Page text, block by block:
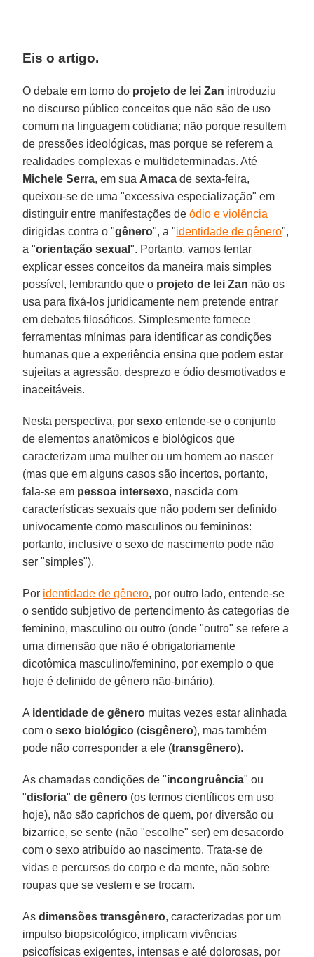
Eis o artigo.
O debate em torno do projeto de lei Zan introduziu
no discurso público conceitos que não são de uso
comum na linguagem cotidiana; não porque resultem
de pressões ideológicas, mas porque se referem a
realidades complexas e multideterminadas. Até
Michele Serra, em sua Amaca de sexta-feira,
queixou-se de uma "excessiva especialização" em
distinguir entre manifestações deódio e violência
dirigidas contra o "gênero", a "identidade de gênero",
a "orientação sexual". Portanto, vamos tentar
explicar esses conceitos da maneira mais simples
possível, lembrando que o projeto de lei Zan não os
usa para fixá-los juridicamente nem pretende entrar
em debates filosóficos. Simplesmente fornece
ferramentas mínimas para identificar as condições
humanas que a experiência ensina que podem estar
sujeitas a agressão, desprezo e ódio desmotivados e
inaceitáveis.
Nesta perspectiva, porsexo entende-se o conjunto
de elementos anatômicos e biológicos que
caracterizam uma mulher ou um homem ao nascer
(mas que em alguns casos são incertos, portanto,
fala-se em pessoa intersexo, nascida com
características sexuais que não podem ser definido
univocamente como masculinos ou femininos:
portanto, inclusive o sexo de nascimento pode não
ser "simples").
Por identidade de gênero, por outro lado, entende-se
o sentido subjetivo de pertencimento às categorias de
feminino, masculino ou outro (onde "outro" se refere a
uma dimensão que não é obrigatoriamente
dicotômica masculino/feminino, por exemplo o que
hoje é definido de gênero não-binário).
A identidade de gênero muitas vezes estar alinhada
com osexo biológico (cisgênero), mas também
pode não corresponder a ele (transgênero).
As chamadas condições de "incongruência" ou
"disforia"de gênero (os termos científicos em uso
hoje), não são caprichos de quem, por diversão ou
bizarrice, se sente (não "escolhe" ser) em desacordo
com o sexo atribuído ao nascimento. Trata-se de
vidas e percursos do corpo e da mente, não sobre
roupas que se vestem e se trocam.
Asdimensões transgênero, caracterizadas por um
impulso biopsicológico, implicam vivências
psicofísicas exigentes, intensas e até dolorosas, por